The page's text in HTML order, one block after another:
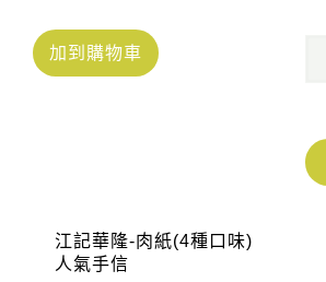
加到購物車
江記華隆-肉紙(4種口味)
人氣手信